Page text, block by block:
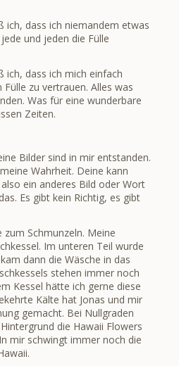
ich, dass ich niemandem etwas
und jeden die Fülle
ich, dass ich mich einfach
zu vertrauen. Alles was
Was für eine wunderbare
Zeiten.
Bilder sind in mir entstanden.
Wahrheit. Deine kann
ein anderes Bild oder Wort
Es gibt kein Richtig, es gibt
zum Schmunzeln. Meine
Im unteren Teil wurde
dann die Wäsche in das
stehen immer noch
Kessel hätte ich gerne diese
Kälte hat Jonas und mir
gemacht. Bei Nullgraden
die Hawaii Flowers
mir schwingt immer noch die